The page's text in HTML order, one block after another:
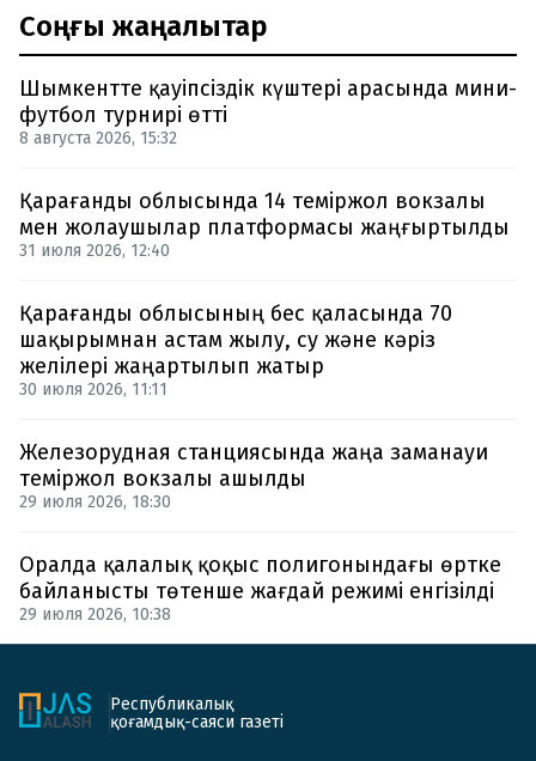
Соңғы жаңалықтар
Шымкентте қауіпсіздік күштері арасында мини-
футбол турнирі өтті
8 августа 2026, 15:32
Қарағанды облысында 14 теміржол вокзалы
мен жолаушылар платформасы жаңғыртылды
31 июля 2026, 12:40
Қарағанды облысының бес қаласында 70
шақырымнан астам жылу, су және кәріз
желілері жаңартылып жатыр
30 июля 2026, 11:11
Железорудная станциясында жаңа заманауи
теміржол вокзалы ашылды
29 июля 2026, 18:30
Оралда қалалық қоқыс полигонындағы өртке
байланысты төтенше жағдай режимі енгізілді
29 июля 2026, 10:38
Республикалық
қоғамдық-саяси газеті